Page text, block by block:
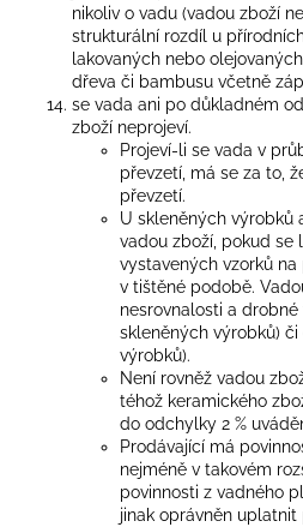
nikoliv o vadu (vadou zboží
strukturální rozdíl u
lakovaných nebo
dřeva či bambusu včetně
se vada ani po důkladném
zboží neprojeví.
Projeví-li se vada v
převzetí, má se za to,
převzetí.
U skleněných výrobků
vadou zboží, pokud se
vystavených vzorků
v tištěné podobě.
nesrovnalosti a
skleněných výrobků)
výrobků).
Není rovněž vadou
téhož keramického
do odchylky 2 %
Prodávající má
nejméně v takovém
povinnosti z vadného
jinak oprávněn uplatnit